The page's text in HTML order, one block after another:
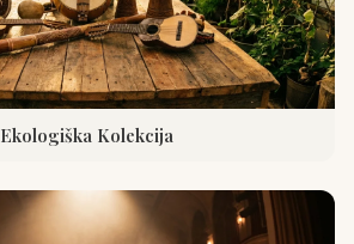
Ekologiška Kolekcija